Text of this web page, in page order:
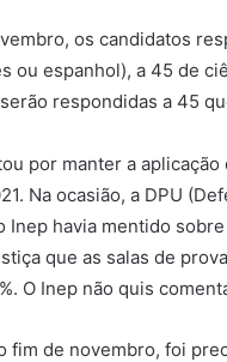
os candidatos
ou espanhol), a 45 de
respondidas a 45
por manter a
Na ocasião, a DPU
Inep havia mentido
que as salas de
O Inep não quis
fim de novembro, foi